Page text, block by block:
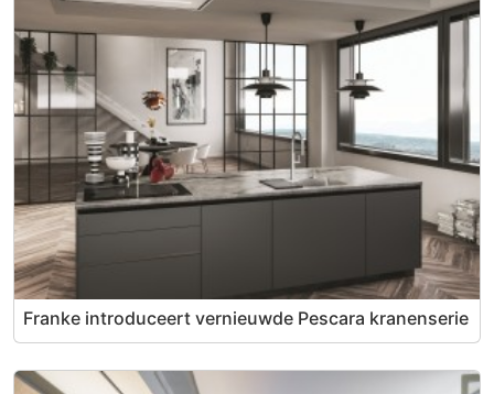
Franke introduceert vernieuwde Pescara kranenserie